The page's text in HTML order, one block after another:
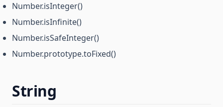
Number.isInteger()
Number.isInfinite()
Number.isSafeInteger()
Number.prototype.toFixed()
String